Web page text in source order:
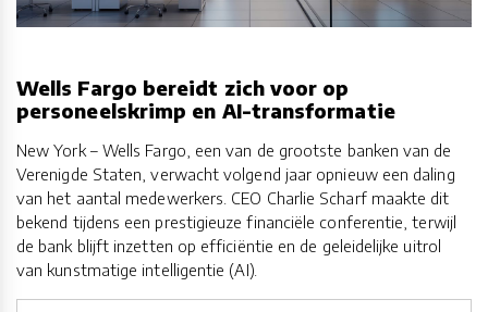
Wells Fargo bereidt zich voor op
personeelskrimp en AI-transformatie
New York – Wells Fargo, een van de grootste banken van de
Verenigde Staten, verwacht volgend jaar opnieuw een daling
van het aantal medewerkers. CEO Charlie Scharf maakte dit
bekend tijdens een prestigieuze financiële conferentie, terwijl
de bank blijft inzetten op efficiëntie en de geleidelijke uitrol
van kunstmatige intelligentie (AI).